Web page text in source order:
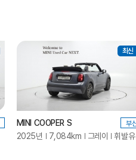
최신
MINI COOPER S 부
2025년 7,084km 그레이 휘발유